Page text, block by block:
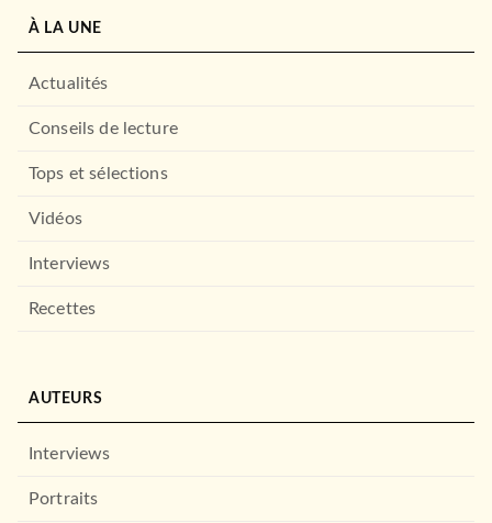
À LA UNE
Actualités
Conseils de lecture
Tops et sélections
Vidéos
Interviews
Recettes
AUTEURS
Interviews
Portraits